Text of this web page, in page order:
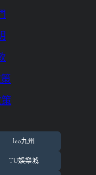
leo九州
TU娛樂城